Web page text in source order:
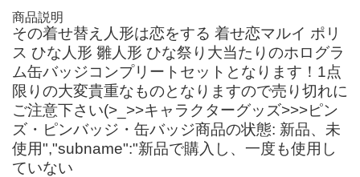
商品説明
その着せ替え人形は恋をする 着せ恋マルイ ポリ
ス ひな人形 雛人形 ひな祭り大当たりのホログラ
ム缶バッジコンプリートセットとなります！1点
限りの大変貴重なものとなりますので売り切れに
ご注意下さい(>_>>キャラクターグッズ>>>ピン
ズ・ピンバッジ・缶バッジ商品の状態: 新品、未
使用","subname":"新品で購入し、一度も使用し
ていない